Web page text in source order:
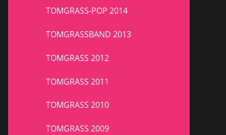
TOMGRASS-POP 2014
TOMGRASSBAND 2013
TOMGRASS 2012
TOMGRASS 2011
TOMGRASS 2010
TOMGRASS 2009